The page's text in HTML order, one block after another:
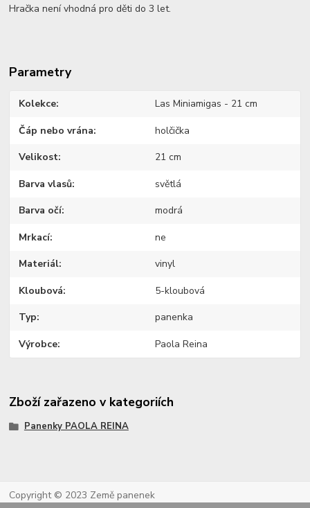
Hračka není vhodná pro děti do 3 let.
Parametry
Kolekce Las Miniamigas - 21 cm
Čáp nebo vrána holčička
Velikost 21 cm
Barva vlasů světlá
Barva očí modrá
Mrkací ne
Materiál vinyl
Kloubová 5-kloubová
Typ panenka
Výrobce Paola Reina
Zboží zařazeno v kategoriích
Panenky PAOLA REINA
Copyright © 2023 Země panenek